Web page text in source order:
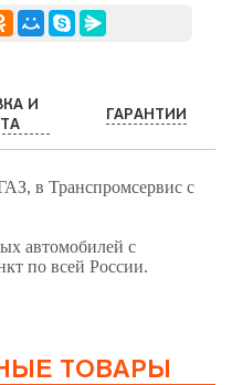
И
ГАРАНТИИ
в Транспромсервис с
автомобилей с
по всей России.
ТОВАРЫ